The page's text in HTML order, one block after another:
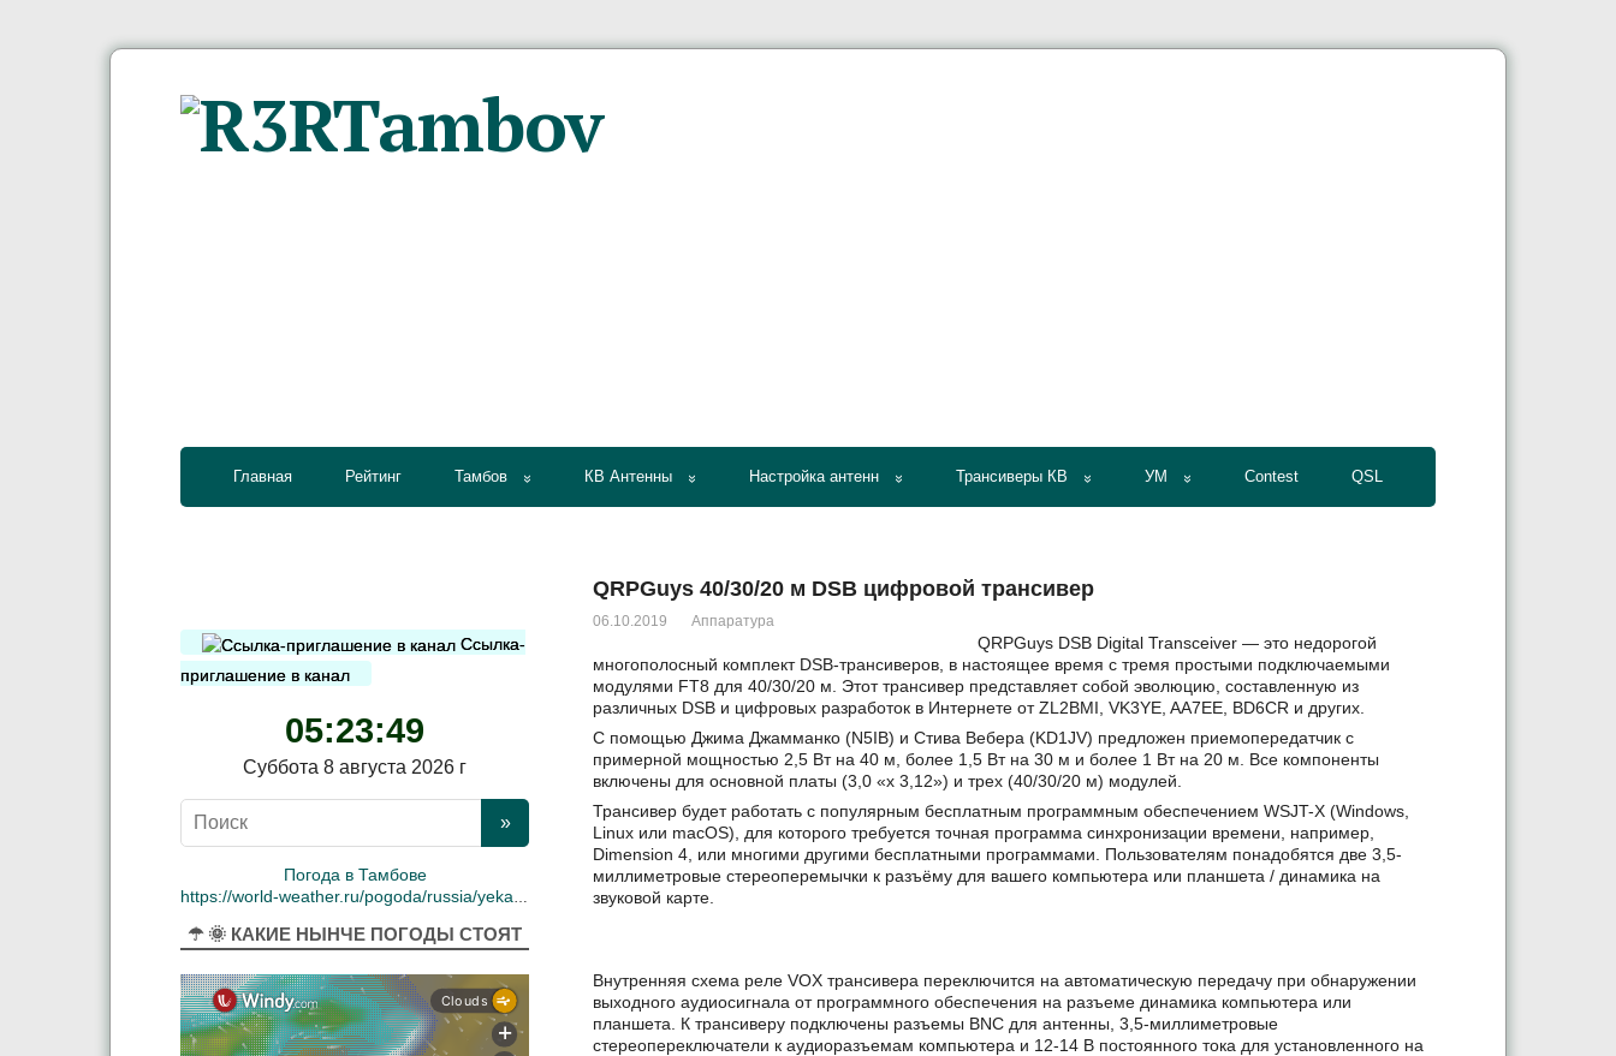
Главная Рейтинг Тамбов КВ Антенны Настройка антенн Трансиверы КВ УМ Contest QSL
QRPGuys 40/30/20 м DSB цифровой трансивер
06.10.2019 Аппаратура
QRPGuys DSB Digital Transceiver — это недорогой
многополосный комплект DSB-трансиверов, в настоящее время с тремя простыми подключаемыми
модулями FT8 для 40/30/20 м. Этот трансивер представляет собой эволюцию, составленную из
различных DSB и цифровых разработок в Интернете от ZL2BMI, VK3YE, AA7EE, BD6CR и других.
С помощью Джима Джамманко (N5IB) и Стива Вебера (KD1JV) предложен приемопередатчик с
примерной мощностью 2,5 Вт на 40 м, более 1,5 Вт на 30 м и более 1 Вт на 20 м. Все компоненты
включены для основной платы (3,0 «x 3,12») и трех (40/30/20 м) модулей.
Трансивер будет работать с популярным бесплатным программным обеспечением WSJT-X (Windows,
Linux или macOS), для которого требуется точная программа синхронизации времени, например,
Dimension 4, или многими другими бесплатными программами. Пользователям понадобятся две 3,5-
миллиметровые стереоперемычки к разъёму для вашего компьютера или планшета / динамика на
звуковой карте.
Внутренняя схема реле VOX трансивера переключится на автоматическую передачу при обнаружении
выходного аудиосигнала от программного обеспечения на разъеме динамика компьютера или
планшета. К трансиверу подключены разъемы BNC для антенны, 3,5-миллиметровые
стереопереключатели к аудиоразъемам компьютера и 12-14 В постоянного тока для установленного на
Ссылка-
приглашение в канал
05:23:50
Суббота 8 августа 2026 г
Погода в Тамбове
https://world-weather.ru/pogoda/russia/yekaterinburg/
☂ 🌞 КАКИЕ НЫНЧЕ ПОГОДЫ СТОЯТ